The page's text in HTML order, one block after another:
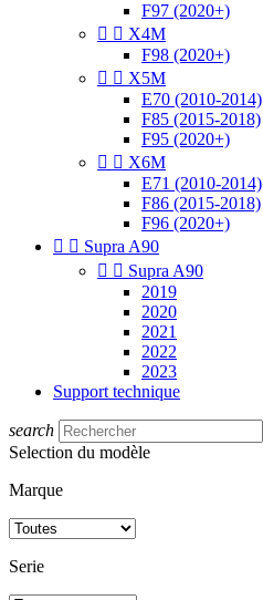
F97 (2020+)
  X4M
F98 (2020+)
  X5M
E70 (2010-2014)
F85 (2015-2018)
F95 (2020+)
  X6M
E71 (2010-2014)
F86 (2015-2018)
F96 (2020+)
  Supra A90
  Supra A90
2019
2020
2021
2022
2023
Support technique
search
Selection du modèle
Marque
Serie